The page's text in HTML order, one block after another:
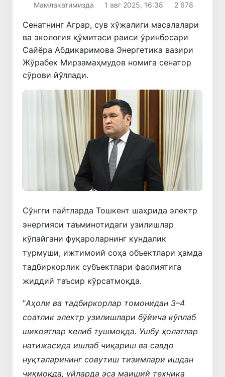
Мамлакатимизда 1 авг 2025, 16:38 2 678
Сенатнинг Аграр, сув хўжалиги масалалари
ва экология қўмитаси раиси ўринбосари
Сайёра Абдикаримова Энергетика вазири
Жўрабек Мирзамаҳмудов номига сенатор
сўрови йўллади.
Сўнгги пайтларда Тошкент шаҳрида электр
энергияси таъминотидаги узилишлар
кўпайгани фуқароларнинг кундалик
турмуши, ижтимоий соҳа объектлари ҳамда
тадбиркорлик субъектлари фаолиятига
жиддий таъсир кўрсатмоқда.
"Аҳоли ва тадбиркорлар томонидан 3–4
соатлик электр узилишлари бўйича кўплаб
шикоятлар келиб тушмоқда. Ушбу ҳолатлар
натижасида ишлаб чиқариш ва савдо
нуқталарининг совутиш тизимлари ишдан
чиқмоқда, уйларда эса маиший техника